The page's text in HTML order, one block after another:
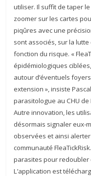
utiliser. Il suffit de taper
zoomer sur les cartes
piqûres avec une
sont associés, sur la
fonction du risque. «
épidémiologiques
autour d’éventuels
extension », insiste
parasitologue au CHU de
Autre innovation, les
désormais signaler eux-
observées et ainsi
communauté
parasites pour redoubler
L’application est